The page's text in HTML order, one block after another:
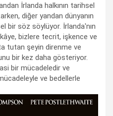
İrlanda halkının tarihsel
diğer yandan dünyanın
bir söz söylüyor. İrlanda'nın
bizlere tecrit, işkence ve
tutan şeyin direnme ve
bir kez daha gösteriyor.
bir mücadeledir ve
ve bedellerle